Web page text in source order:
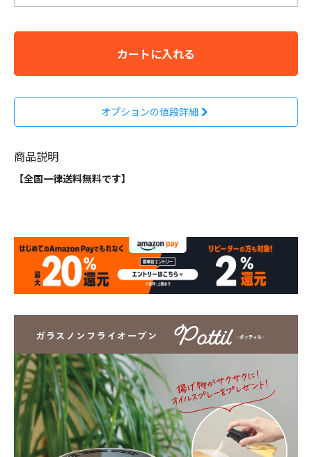
カートに入れる
オプションの値段詳細
商品説明
【全国一律送料無料です】